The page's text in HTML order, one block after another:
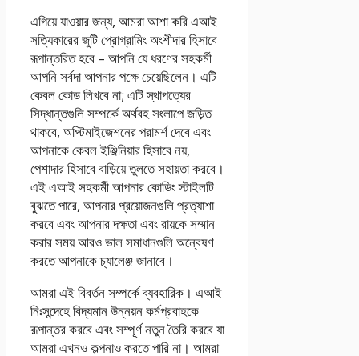
এগিয়ে যাওয়ার জন্য, আমরা আশা করি এআই
সত্যিকারের জুটি প্রোগ্রামিং অংশীদার হিসাবে
রূপান্তরিত হবে – আপনি যে ধরণের সহকর্মী
আপনি সর্বদা আপনার পক্ষে চেয়েছিলেন। এটি
কেবল কোড লিখবে না; এটি স্থাপত্যের
সিদ্ধান্তগুলি সম্পর্কে অর্থবহ সংলাপে জড়িত
থাকবে, অপ্টিমাইজেশনের পরামর্শ দেবে এবং
আপনাকে কেবল ইঞ্জিনিয়ার হিসাবে নয়,
পেশাদার হিসাবে বাড়িয়ে তুলতে সহায়তা করবে।
এই এআই সহকর্মী আপনার কোডিং স্টাইলটি
বুঝতে পারে, আপনার প্রয়োজনগুলি প্রত্যাশা
করবে এবং আপনার দক্ষতা এবং রায়কে সম্মান
করার সময় আরও ভাল সমাধানগুলি অন্বেষণ
করতে আপনাকে চ্যালেঞ্জ জানাবে।
আমরা এই বিবর্তন সম্পর্কে ব্যবহারিক। এআই
নিঃসন্দেহে বিদ্যমান উন্নয়ন কর্মপ্রবাহকে
রূপান্তর করবে এবং সম্পূর্ণ নতুন তৈরি করবে যা
আমরা এখনও কল্পনাও করতে পারি না। আমরা